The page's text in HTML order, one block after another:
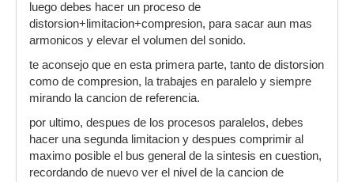
luego debes hacer un proceso de
distorsion+limitacion+compresion, para sacar aun mas
armonicos y elevar el volumen del sonido.
te aconsejo que en esta primera parte, tanto de distorsion
como de compresion, la trabajes en paralelo y siempre
mirando la cancion de referencia.
por ultimo, despues de los procesos paralelos, debes
hacer una segunda limitacion y despues comprimir al
maximo posible el bus general de la sintesis en cuestion,
recordando de nuevo ver el nivel de la cancion de